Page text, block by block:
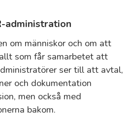
administration
om människor och om att
som får samarbetet att
ser till att avtal,
och dokumentation
men också med
bakom.